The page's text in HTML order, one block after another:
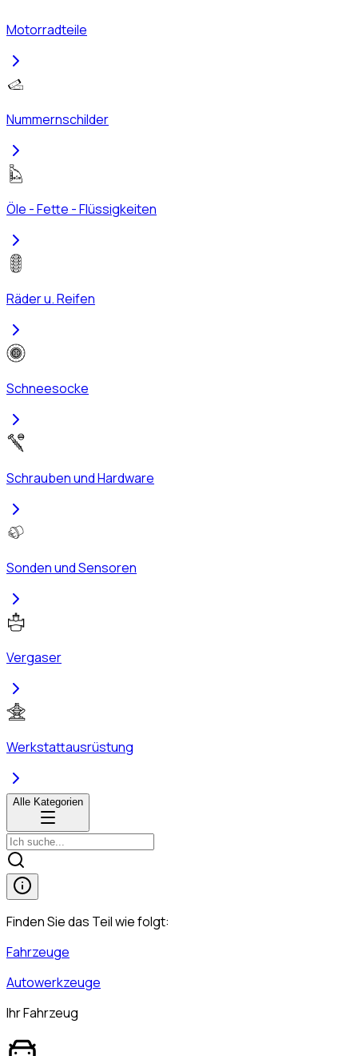
Motorradteile
Nummernschilder
Öle - Fette - Flüssigkeiten
Räder u. Reifen
Schneesocke
Schrauben und Hardware
Sonden und Sensoren
Vergaser
Werkstattausrüstung
Alle Kategorien
Finden Sie das Teil wie folgt:
Fahrzeuge
Autowerkzeuge
Ihr Fahrzeug